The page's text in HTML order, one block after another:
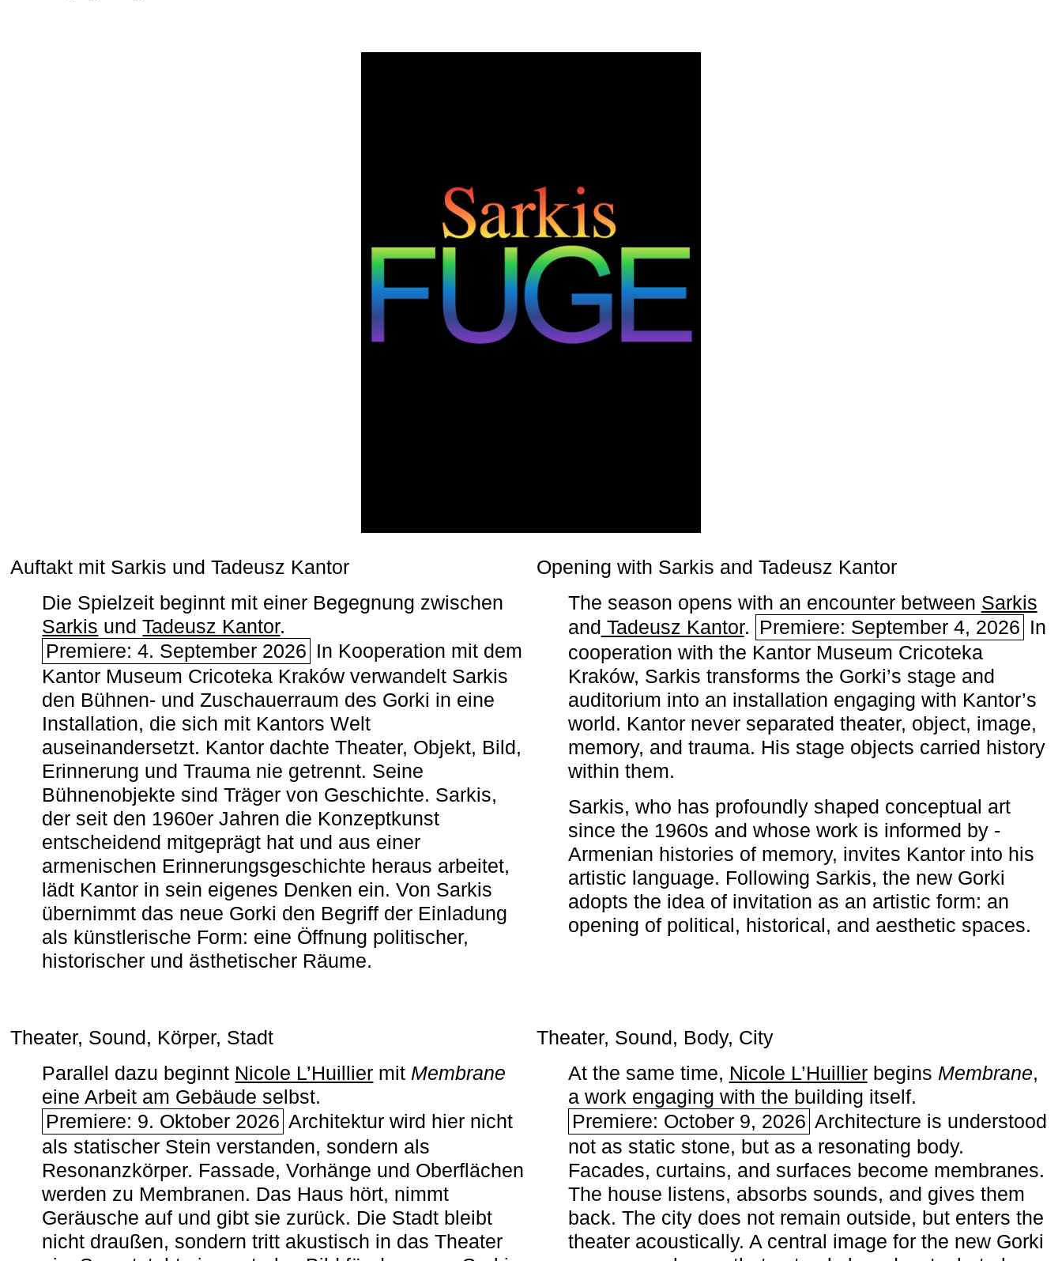
Auftakt mit Sarkis und Tadeusz Kantor
Die Spielzeit beginnt mit einer Begegnung zwischen
Sarkis undTadeusz Kantor.
Premiere: 4. September 2026 In Kooperation mit dem
Kantor Museum Cricoteka Kraków verwandelt Sarkis
den Bühnen- und Zuschauerraum des Gorki in eine
Installation, die sich mit Kantors Welt
auseinandersetzt. Kantor dachte Theater, Objekt, Bild,
Erinnerung und Trauma nie getrennt. Seine
Bühnenobjekte sind Träger von Geschichte. Sarkis,
der seit den 1960er Jahren die Konzeptkunst
entscheidend mitgeprägt hat und aus einer
armenischen ­Erinnerungsgeschichte heraus arbeitet,
lädt Kantor in sein eigenes Denken ein. Von Sarkis
übernimmt das neue Gorki den Begriff der Einladung
als künstlerische Form: eine Öffnung politischer,
historischer und ästhetischer Räume.
Opening with Sarkis and Tadeusz Kantor
The season opens with an encounter between Sarkis
and Tadeusz Kantor. Premiere: September 4, 2026 In
cooperation with the ­Kantor Museum Cricoteka
Kraków, Sarkis transforms the Gorki’s stage and
auditorium into an installation engaging with Kantor’s
world. Kantor never separated theater, object, image,
memory, and trauma. His stage objects carried history
within them.
Sarkis, who has profoundly shaped conceptual art
since the 1960s and whose work is informed by ­
Armenian histories of memory, invites Kantor into his
artistic language. Following Sarkis, the new Gorki
adopts the idea of invitation as an artistic form: an
opening of political, historical, and aesthetic spaces.
Theater, Sound, Körper, Stadt
Parallel dazu beginnt Nicole L’Huillier mit ­ Membrane
eine Arbeit am Gebäude selbst.
Premiere: 9. Oktober 2026 Architektur wird hier nicht
als statischer Stein verstanden, sondern als
Resonanzkörper. Fassade, Vorhänge und Oberflächen
werden zu Membranen. Das Haus hört, nimmt
Geräusche auf und gibt sie zurück. Die Stadt bleibt
nicht draußen, sondern tritt akustisch in das Theater
Theater, Sound, Body, City
At the same time, Nicole L’Huillierbegins ­ Membrane,
a work engaging with the building itself.
Premiere: October 9, 2026 Architecture is understood
not as static stone, but as a resonating body.
Facades, curtains, and surfaces become membranes.
The house listens, absorbs sounds, and gives them
back. The city does not remain outside, but enters the
theater acoustically. A central image for the new Gorki